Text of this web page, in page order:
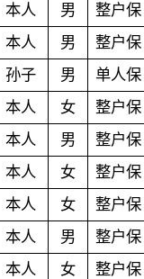
本人 男 整户保
本人 男 整户保
孙子 男 单人保
本人 女 整户保
本人 男 整户保
本人 女 整户保
本人 女 整户保
本人 男 整户保
本人 女 整户保